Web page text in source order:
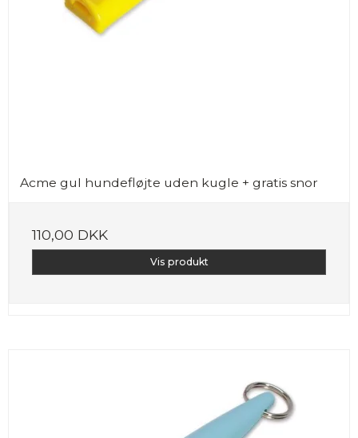
Acme gul hundefløjte uden kugle + gratis snor
110,00 DKK
Vis produkt